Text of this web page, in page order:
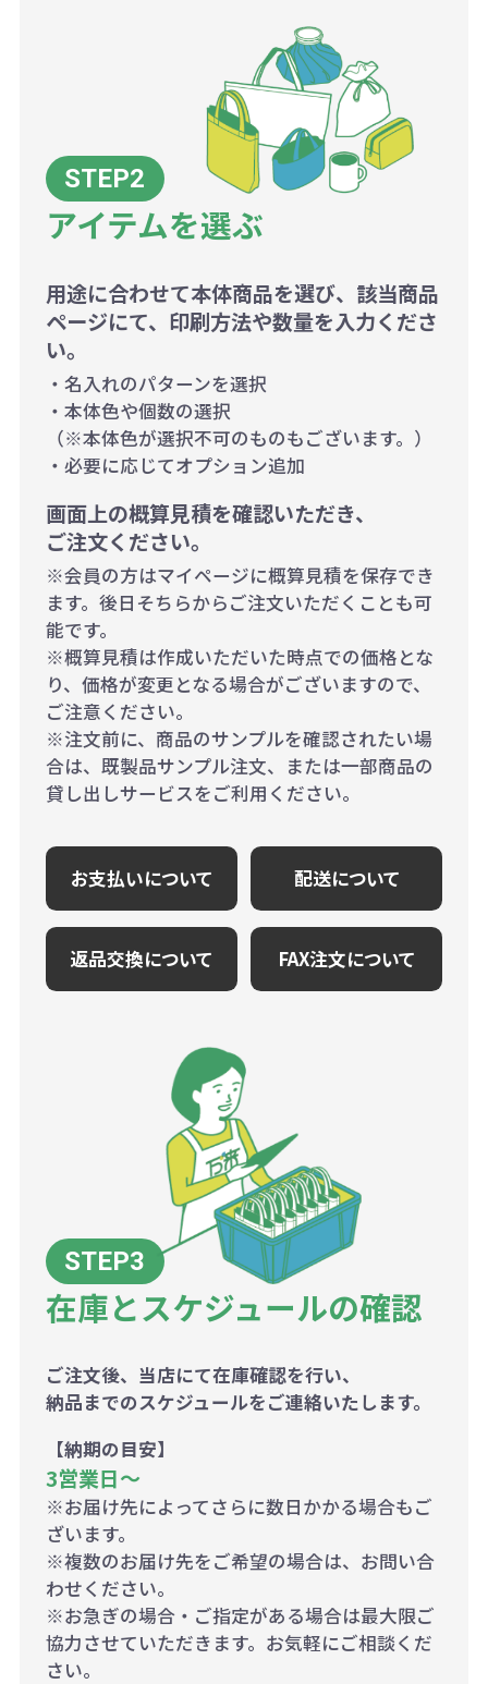
アイテムを選ぶ
用途に合わせて本体商品を選び、該当商品
ページにて、印刷方法や数量を入力くださ
い。
・名入れのパターンを選択
・本体色や個数の選択
（※本体色が選択不可のものもございます。）
・必要に応じてオプション追加
画面上の概算見積を確認いただき、
ご注文ください。
※会員の方はマイページに概算見積を保存でき
ます。後日そちらからご注文いただくことも可
能です。
※概算見積は作成いただいた時点での価格とな
り、価格が変更となる場合がございますので、
ご注意ください。
※注文前に、商品のサンプルを確認されたい場
合は、既製品サンプル注文、または一部商品の
貸し出しサービスをご利用ください。
お支払いについて 配送について
返品交換について FAX注文について
在庫とスケジュールの確認
ご注文後、当店にて在庫確認を行い、
納品までのスケジュールをご連絡いたします。
【納期の目安】
3営業日〜
※お届け先によってさらに数日かかる場合もご
ざいます。
※複数のお届け先をご希望の場合は、お問い合
わせください。
※お急ぎの場合・ご指定がある場合は最大限ご
協力させていただきます。お気軽にご相談くだ
さい。